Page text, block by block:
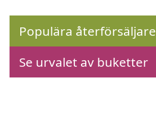
Populära återförsäljare
Se urvalet av buketter